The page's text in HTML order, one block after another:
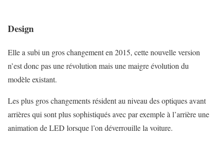
Design
Elle a subi un gros changement en 2015, cette nouvelle version
n’est donc pas une révolution mais une maigre évolution du
modèle existant.
Les plus gros changements résident au niveau des optiques avant
arrières qui sont plus sophistiqués avec par exemple à l’arrière une
animation de LED lorsque l’on déverrouille la voiture.